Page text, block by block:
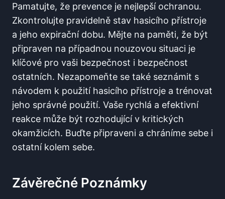
Pamatujte, že prevence je nejlepší ochranou.
Zkontrolujte pravidelně stav hasicího přístroje
a jeho expirační dobu. Mějte na paměti, že být
připraven na případnou nouzovou situaci je
klíčové pro vaši bezpečnost i bezpečnost
ostatních. Nezapomeňte se také seznámit s
návodem k použití hasicího přístroje a trénovat
jeho správné použití. Vaše rychlá a efektivní
reakce může být rozhodující v kritických
okamžicích. Buďte připraveni a chráníme sebe i
ostatní kolem sebe.
Závěrečné Poznámky